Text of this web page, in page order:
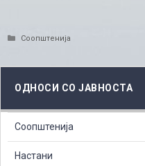
Categories
Соопштенија
ОДНОСИ СО ЈАВНОСТА
Соопштенија
Настани